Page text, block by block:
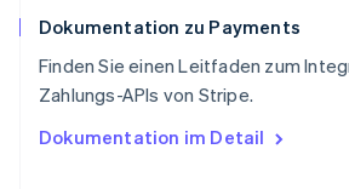
Dokumentation zu Payments
Finden Sie einen Leitfaden zum
Zahlungs-APIs von Stripe.
Dokumentation im Detail
Thailand
Tschechische Republik
English
English